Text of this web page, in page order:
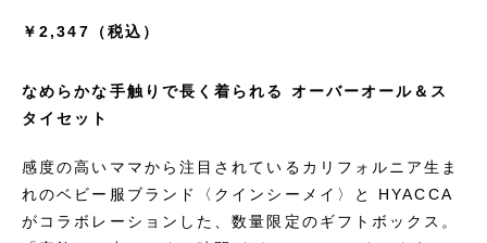
￥2,347（税込）
なめらかな手触りで長く着られる オーバーオール＆ス
タイセット
感度の高いママから注目されているカリフォルニア生ま
れのベビー服ブランド〈クインシーメイ〉と HYACCA
がコラボレーションした、数量限定のギフトボックス。